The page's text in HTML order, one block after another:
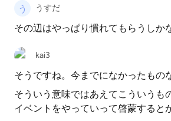
うすだ
その辺はやっぱり慣れてもらうしか
kai3
そうですね。今までになかったもの
そういう意味ではあえてこういうも
イベントをやっていって啓蒙すると